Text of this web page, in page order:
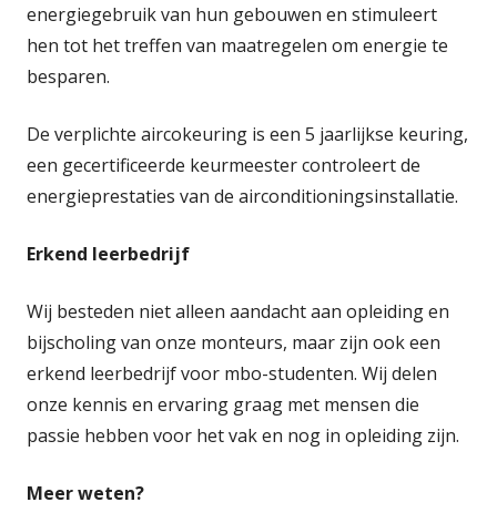
energiegebruik van hun gebouwen en stimuleert
hen tot het treffen van maatregelen om energie te
besparen.
De verplichte aircokeuring is een 5 jaarlijkse keuring,
een gecertificeerde keurmeester controleert de
energieprestaties van de airconditioningsinstallatie.
Erkend leerbedrijf
Wij besteden niet alleen aandacht aan opleiding en
bijscholing van onze monteurs, maar zijn ook een
erkend leerbedrijf voor mbo-studenten. Wij delen
onze kennis en ervaring graag met mensen die
passie hebben voor het vak en nog in opleiding zijn.
Meer weten?